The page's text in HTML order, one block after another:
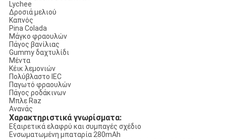
Lychee
Δροσιά μελιού
Καπνός
Pina Colada
Μάγκο φραουλών
Πάγος βανίλιας
Gummy δαχτυλίδι
Μέντα
Κέικ λεμονιών
Πολύβλαστο IEC
Παγωτό φραουλών
Πάγος ροδάκινων
Μπλε Raz
Ανανάς
Χαρακτηριστικά γνωρίσματα:
Εξαιρετικά ελαφρύ και συμπαγές σχέδιο
Ενσωματωμένη μπαταρία 280mAh